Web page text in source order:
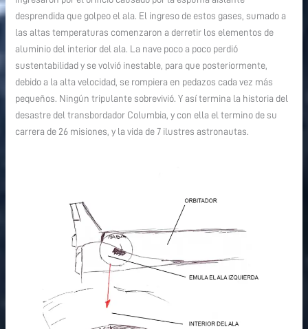
desprendida que golpeo el ala. El ingreso de estos gases, sumado a
las altas temperaturas comenzaron a derretir los elementos de
aluminio del interior del ala. La nave poco a poco perdió
sustentabilidad y se volvió inestable, para que posteriormente,
debido a la alta velocidad, se rompiera en pedazos cada vez más
pequeños. Ningún tripulante sobrevivió. Y así termina la historia del
desastre del transbordador Columbia, y con ella el termino de su
carrera de 26 misiones, y la vida de 7 ilustres astronautas.